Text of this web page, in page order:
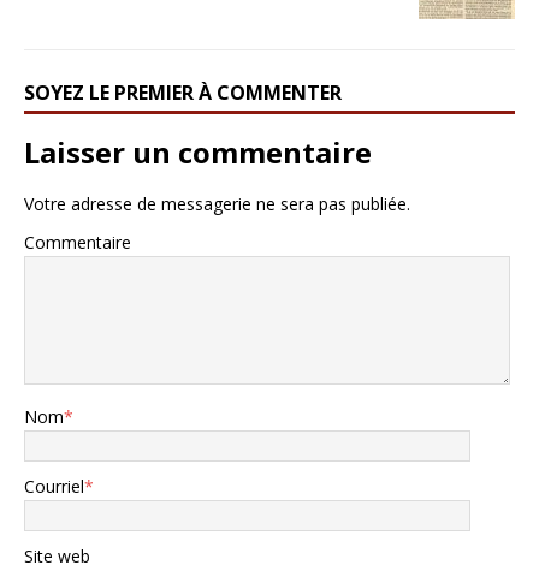
SOYEZ LE PREMIER À COMMENTER
Laisser un commentaire
Votre adresse de messagerie ne sera pas publiée.
Commentaire
Nom*
Courriel*
Site web